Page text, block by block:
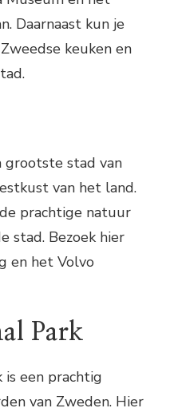
Daarnaast kun je
keuken en
grootste stad van
van het land.
prachtige natuur
stad. Bezoek hier
en het Volvo
Park
een prachtig
van Zweden. Hier